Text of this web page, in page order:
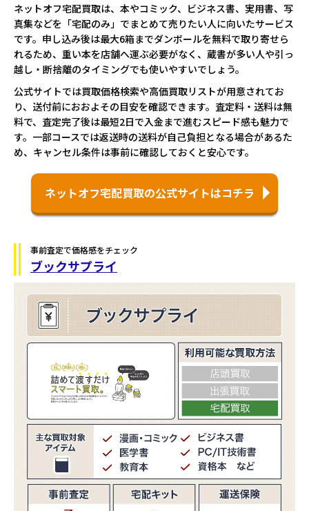
ネットオフ宅配買取は、本やコミック、ビジネス書、実用書、写
真集などを「宅配のみ」でまとめて売りたい人に向いたサービス
です。申し込み後は最大6箱までダンボールを無料で取り寄せら
れるため、重い本を店舗へ運ぶ必要がなく、蔵書が多い人や引っ
越し・断捨離のタイミングでも使いやすいでしょう。
公式サイトでは買取価格検索や高価買取リストが用意されてお
り、送付前におおよその目安を確認できます。査定料・送料は無
料で、査定完了後は最短2日で入金まで進むスピード感も魅力で
す。一部コースでは返送時の送料が自己負担となる場合があるた
め、キャンセル条件は事前に確認しておくと安心です。
ネットオフ宅配買取の公式サイトはコチラ
事前査定で価格感をチェック
ブックサプライ